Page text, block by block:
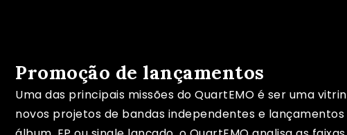
Promoção de lançamentos
Uma das principais missões do QuartEMO é ser uma
novos projetos de bandas independentes e